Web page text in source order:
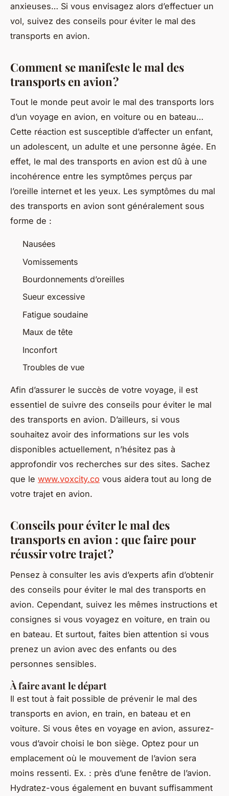
anxieuses… Si vous envisagez alors d’effectuer un
vol, suivez des conseils pour éviter le mal des
transports en avion.
Comment se manifeste le mal des
transports en avion ?
Tout le monde peut avoir le mal des transports lors
d’un voyage en avion, en voiture ou en bateau…
Cette réaction est susceptible d’affecter un enfant,
un adolescent, un adulte et une personne âgée. En
effet, le mal des transports en avion est dû à une
incohérence entre les symptômes perçus par
l’oreille internet et les yeux. Les symptômes du mal
des transports en avion sont généralement sous
forme de :
Nausées
Vomissements
Bourdonnements d’oreilles
Sueur excessive
Fatigue soudaine
Maux de tête
Inconfort
Troubles de vue
Afin d’assurer le succès de votre voyage, il est
essentiel de suivre des conseils pour éviter le mal
des transports en avion. D’ailleurs, si vous
souhaitez avoir des informations sur les vols
disponibles actuellement, n’hésitez pas à
approfondir vos recherches sur des sites. Sachez
que le www.voxcity.co vous aidera tout au long de
votre trajet en avion.
Conseils pour éviter le mal des
transports en avion : que faire pour
réussir votre trajet ?
Pensez à consulter les avis d’experts afin d’obtenir
des conseils pour éviter le mal des transports en
avion. Cependant, suivez les mêmes instructions et
consignes si vous voyagez en voiture, en train ou
en bateau. Et surtout, faites bien attention si vous
prenez un avion avec des enfants ou des
personnes sensibles.
À faire avant le départ
Il est tout à fait possible de prévenir le mal des
transports en avion, en train, en bateau et en
voiture. Si vous êtes en voyage en avion, assurez-
vous d’avoir choisi le bon siège. Optez pour un
emplacement où le mouvement de l’avion sera
moins ressenti. Ex. : près d’une fenêtre de l’avion.
Hydratez-vous également en buvant suffisamment